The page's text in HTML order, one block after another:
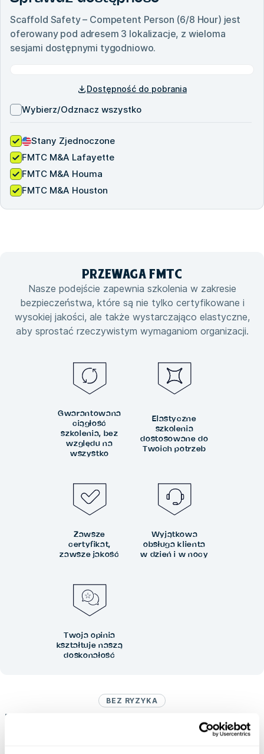
Scaffold Safety – Competent Person (6/8 Hour) jest
oferowany pod adresem 3 lokalizacje, z wieloma
sesjami dostępnymi tygodniowo.
Dostępność do pobrania
Wybierz/Odznacz wszystko
Stany Zjednoczone
FMTC M&A Lafayette
FMTC M&A Houma
FMTC M&A Houston
BEZ RYZYKA
Bezpłatne anulowanie do 24 godzin wcześniej anulowanie, bez
PRZEWAGA FMTC
Nasze podejście zapewnia szkolenia w zakresie
bezpieczeństwa, które są nie tylko certyfikowane i
wysokiej jakości, ale także wystarczająco elastyczne,
aby sprostać rzeczywistym wymaganiom organizacji.
Gwarantowana
ciągłość
szkolenia, bez
względu na
wszystko
Elastyczne
szkolenia
dostosowane do
Twoich potrzeb
Zawsze
certyfikat,
zawsze jakość
Wyjątkowa
obsługa klienta
w dzień i w nocy
Twoja opinia
kształtuje naszą
doskonałość